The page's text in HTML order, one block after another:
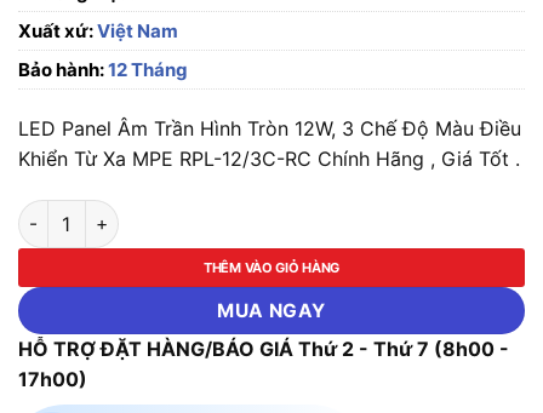
Xuất xứ:Việt Nam
Bảo hành:12 Tháng
LED Panel Âm Trần Hình Tròn 12W, 3 Chế Độ Màu Điều
Khiển Từ Xa MPE RPL-12/3C-RC Chính Hãng , Giá Tốt .
LED Panel Âm Trần Hình Tròn 12W, 3 Chế Độ Màu Điều Khiển
THÊM VÀO GIỎ HÀNG
MUA NGAY
HỖ TRỢ ĐẶT HÀNG/BÁO GIÁ Thứ 2 - Thứ 7 (8h00 -
17h00)